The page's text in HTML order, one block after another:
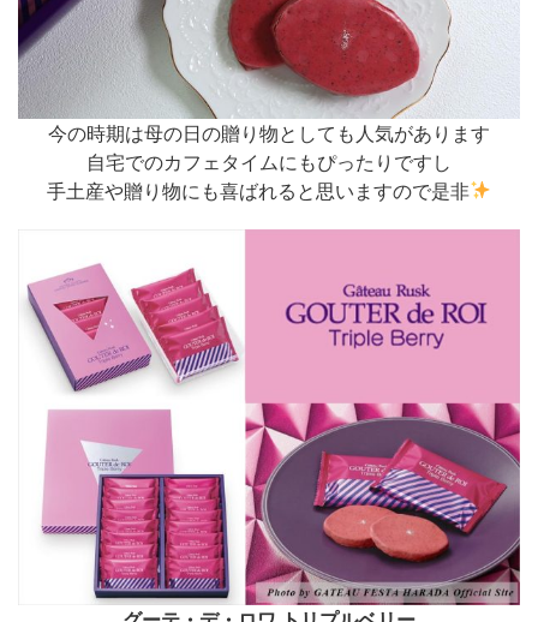
今の時期は母の日の贈り物としても人気があります
自宅でのカフェタイムにもぴったりですし
手土産や贈り物にも喜ばれると思いますので是非